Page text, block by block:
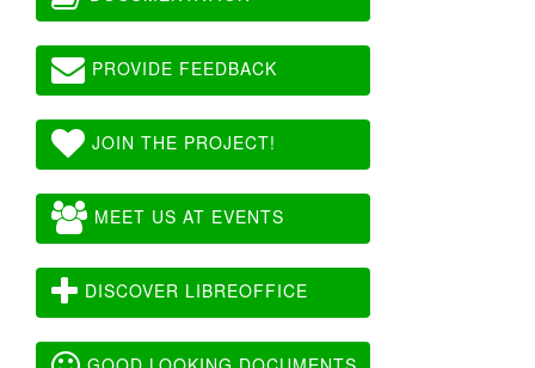
PROVIDE FEEDBACK
JOIN THE PROJECT!
MEET US AT EVENTS
DISCOVER LIBREOFFICE